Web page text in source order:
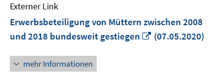
Externer Link
Erwerbsbeteiligung von Müttern zwischen 2008
und 2018 bundesweit gestiegen
In
(07.05.2020)
mehr Informationen